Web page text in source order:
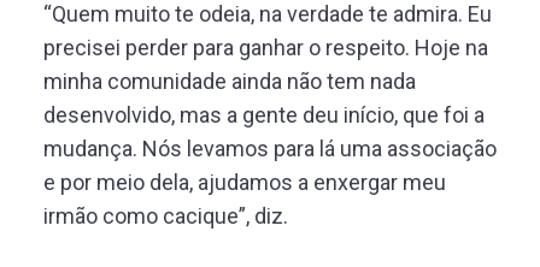
“Quem muito te odeia, na verdade te admira. Eu
precisei perder para ganhar o respeito. Hoje na
minha comunidade ainda não tem nada
desenvolvido, mas a gente deu início, que foi a
mudança. Nós levamos para lá uma associação
e por meio dela, ajudamos a enxergar meu
irmão como cacique”, diz.